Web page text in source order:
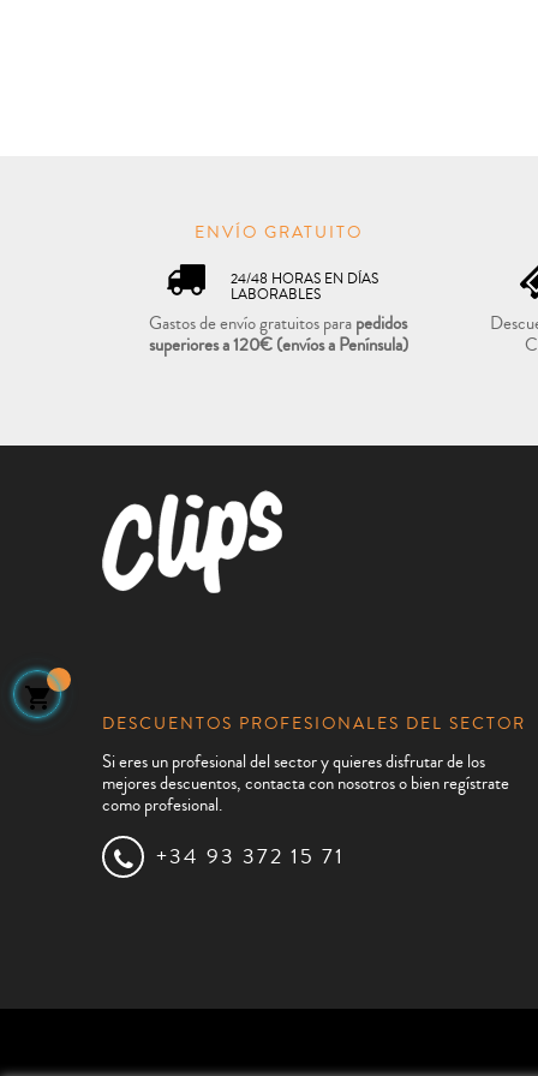
ENVÍO GRATUITO
24/48 HORAS EN DÍAS
LABORABLES
Gastos de envío gratuitos parapedidos
superiores a 120€(envíos a Península)
DESCUENTOS PROFESIONALES DEL SECTOR
Si eres un profesional del sector y quieres disfrutar de los
mejores descuentos, contacta con nosotros o bien regístrate
como profesional.
+34 93 372 15 71
